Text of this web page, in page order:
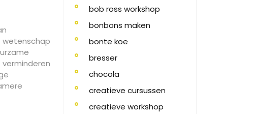
wetenschap
bob ross workshop
bonbons maken
bonte koe
bresser
chocola
creatieve cursussen
creatieve workshop